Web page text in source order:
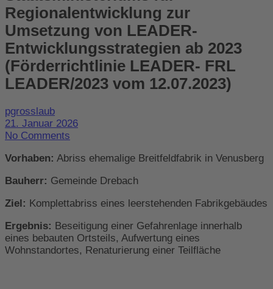
Regionalentwicklung zur
Umsetzung von LEADER-
Entwicklungsstrategien ab 2023
(Förderrichtlinie LEADER- FRL
LEADER/2023 vom 12.07.2023)
pgrosslaub
21. Januar 2026
No Comments
Vorhaben: Abriss ehemalige Breitfeldfabrik in Venusberg
Bauherr: Gemeinde Drebach
Ziel: Komplettabriss eines leerstehenden Fabrikgebäudes
Ergebnis: Beseitigung einer Gefahrenlage innerhalb
eines bebauten Ortsteils, Aufwertung eines
Wohnstandortes, Renaturierung einer Teilfläche